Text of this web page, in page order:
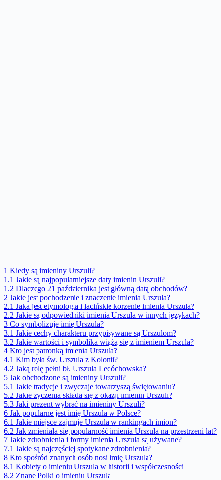
1 Kiedy są imieniny Urszuli?
1.1 Jakie są najpopularniejsze daty imienin Urszuli?
1.2 Dlaczego 21 października jest główną datą obchodów?
2 Jakie jest pochodzenie i znaczenie imienia Urszula?
2.1 Jaka jest etymologia i łacińskie korzenie imienia Urszula?
2.2 Jakie są odpowiedniki imienia Urszula w innych językach?
3 Co symbolizuje imię Urszula?
3.1 Jakie cechy charakteru przypisywane są Urszulom?
3.2 Jakie wartości i symbolika wiążą się z imieniem Urszula?
4 Kto jest patronką imienia Urszula?
4.1 Kim była św. Urszula z Kolonii?
4.2 Jaką rolę pełni bł. Urszula Ledóchowska?
5 Jak obchodzone są imieniny Urszuli?
5.1 Jakie tradycje i zwyczaje towarzyszą świętowaniu?
5.2 Jakie życzenia składa się z okazji imienin Urszuli?
5.3 Jaki prezent wybrać na imieniny Urszuli?
6 Jak popularne jest imię Urszula w Polsce?
6.1 Jakie miejsce zajmuje Urszula w rankingach imion?
6.2 Jak zmieniała się popularność imienia Urszula na przestrzeni lat?
7 Jakie zdrobnienia i formy imienia Urszula są używane?
7.1 Jakie są najczęściej spotykane zdrobnienia?
8 Kto spośród znanych osób nosi imię Urszula?
8.1 Kobiety o imieniu Urszula w historii i współczesności
8.2 Znane Polki o imieniu Urszula